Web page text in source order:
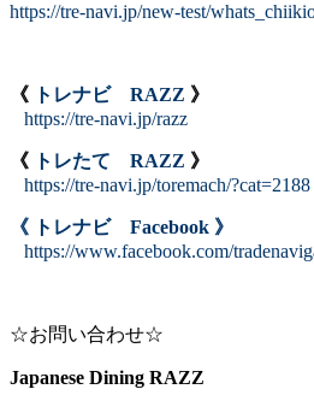
https://tre-navi.jp/new-test/
《 トレナビ RAZZ 》
https://tre-navi.jp/razz
《 トレたて RAZZ 》
https://tre-navi.jp/toremach/?cat=2188
《 トレナビ Facebook 》
https://www.facebook.com/
☆お問い合わせ☆
Japanese Dining RAZZ